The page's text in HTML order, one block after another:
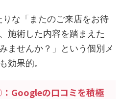
な「またのご来店をお待
施術した内容を踏まえた
ませんか？」という個別メ
効果的。
Googleの口コミを積極